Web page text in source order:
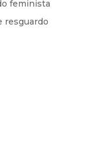
feminista
resguardo